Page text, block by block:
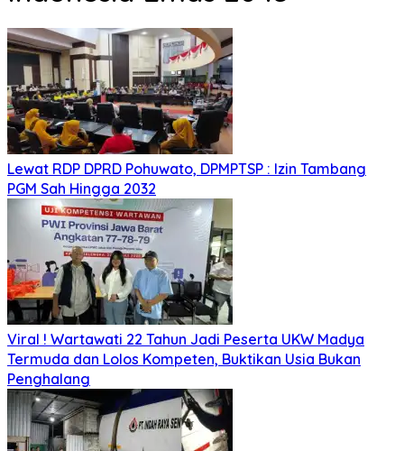
Lewat RDP DPRD Pohuwato, DPMPTSP : Izin Tambang
PGM Sah Hingga 2032
Viral ! Wartawati 22 Tahun Jadi Peserta UKW Madya
Termuda dan Lolos Kompeten, Buktikan Usia Bukan
Penghalang